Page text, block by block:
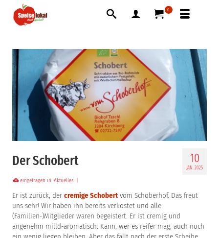
0
10
JAN. 2025
Der Schobert
eingetragen in: Aktuelles
Er ist zurück, der cremige Schobertvom Schoberhof. Das freut
uns sehr! Wir haben ihn bereits verkostet und alle
(Familien-)Mitglieder waren begeistert. Er ist cremig und
angenehm milld-aromatisch. Kann, wer es reifer mag, auch noch